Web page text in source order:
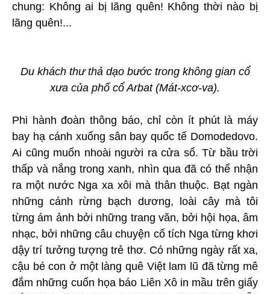
chung: Không ai bị lãng quên! Không thời nào bị
lãng quên!...
Du khách thư thả dạo bước trong không gian cổ
xưa của phố cổ Arbat (Mát-xcơ-va).
Phi hành đoàn thông báo, chỉ còn ít phút là máy
bay hạ cánh xuống sân bay quốc tế Domodedovo.
Ai cũng muốn nhoài người ra cửa sổ. Từ bầu trời
thấp và nắng trong xanh, nhìn qua đã có thể nhận
ra một nước Nga xa xôi mà thân thuộc. Bạt ngàn
những cánh rừng bạch dương, loài cây mà tôi
từng ám ảnh bởi những trang văn, bởi hội họa, âm
nhạc, bởi những câu chuyện cổ tích Nga từng khơi
dậy trí tưởng tượng trẻ thơ. Có những ngày rất xa,
cậu bé con ở một làng quê Việt lam lũ đã từng mê
đắm những cuốn họa báo Liên Xô in mầu trên giấy